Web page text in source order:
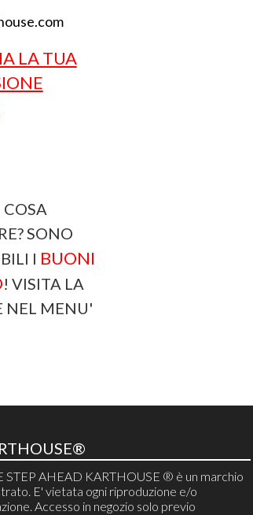
LA TUA
SONO
I BUONI
! VISITA LA
NEL MENU'
STEP AHEAD KARTHOUSE ® è un marchio
E' vietata ogni riproduzione e/o
Accesso in negozio solo previo